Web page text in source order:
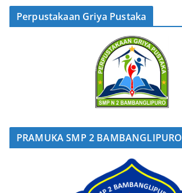
Perpustakaan Griya Pustaka
PRAMUKA SMP 2 BAMBANGLIPURO